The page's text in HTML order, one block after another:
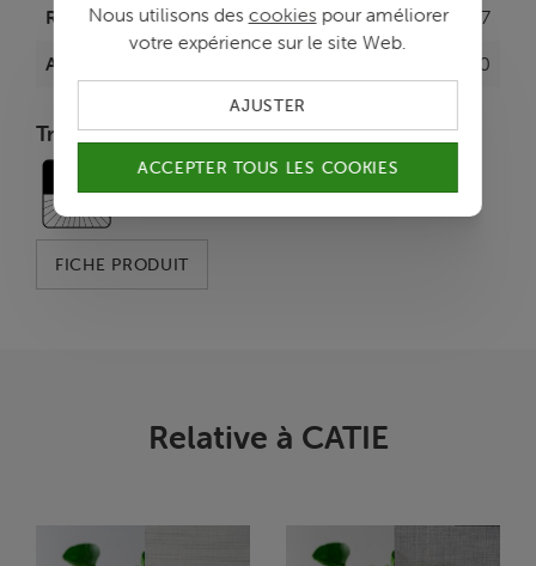
Reflectie
17
Absorptie
80
Transparence
FICHE PRODUIT
Relative à CATIE
Nous utilisons des cookiespour améliorer
votre expérience sur le site Web.
AJUSTER
ACCEPTER TOUS LES COOKIES